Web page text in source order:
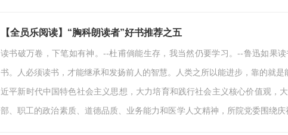
在有些人质疑临床医生为什么要做科研这件…
【全员乐阅读】“胸科朗读者”好书推荐之五
读书破万卷，下笔如有神。--杜甫倘能生存，我当然仍要学习。--鲁迅如果
书。人必须读书，才能继承和发扬前人的智慧。人类之所以能进步，靠的就
近平新时代中国特色社会主义思想，大力培育和践行社会主义核心价值观，
部、职工的政治素质、道德品质、业务能力和医学人文精神，所院党委围绕庆